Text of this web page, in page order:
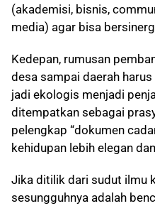
(akademisi, bisnis,
media) agar bisa
Kedepan, rumusan
desa sampai daerah
jadi ekologis menjadi
ditempatkan sebagai
pelengkap “dokumen
kehidupan lebih elegan
Jika ditilik dari sudut ilmu
sesungguhnya adalah